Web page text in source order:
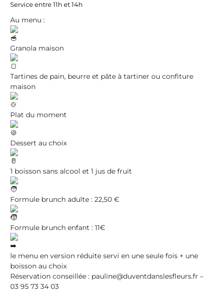
Service entre 11h et 14h
Au menu :
Granola maison
Tartines de pain, beurre et pâte à tartiner ou confiture
maison
Plat du moment
Dessert au choix
1 boisson sans alcool et 1 jus de fruit
Formule brunch adulte : 22,50 €
Formule brunch enfant : 11€
le menu en version réduite servi en une seule fois + une
boisson au choix
Réservation conseillée : pauline@duventdanslesfleurs.fr –
03 95 73 34 03